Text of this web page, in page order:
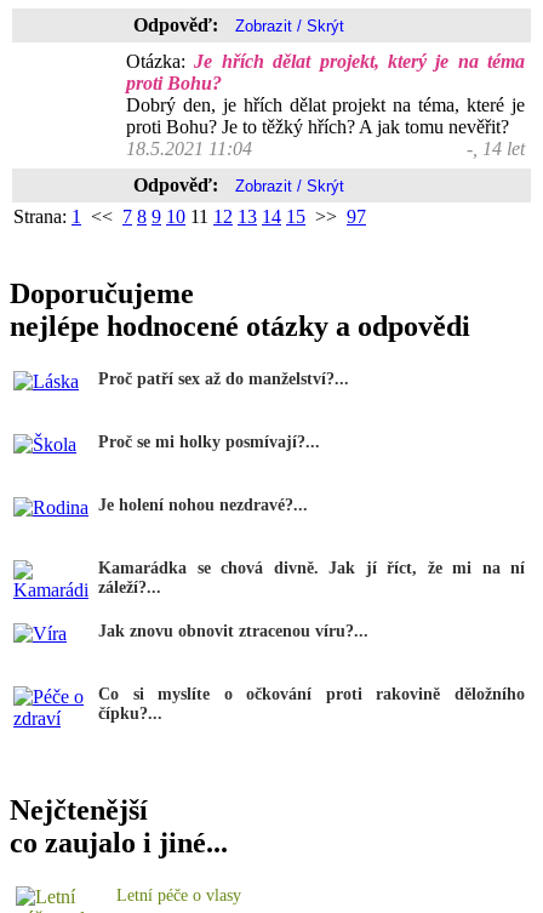
Odpověď:
Otázka:Je hřích dělat projekt, který je na téma
proti Bohu?
Dobrý den, je hřích dělat projekt na téma, které je
proti Bohu? Je to těžký hřích? A jak tomu nevěřit?
18.5.2021 11:04
-, 14 let
Odpověď:
Strana: 1 << 7 8 9 10 11 12 13 14 15 >> 97
Doporučujeme
nejlépe hodnocené otázky a odpovědi
Proč patří sex až do manželství?...
Proč se mi holky posmívají?...
Je holení nohou nezdravé?...
Kamarádka se chová divně. Jak jí říct, že mi na ní
záleží?...
Jak znovu obnovit ztracenou víru?...
Co si myslíte o očkování proti rakovině děložního
čípku?...
Nejčtenější
co zaujalo i jiné...
Letní péče o vlasy